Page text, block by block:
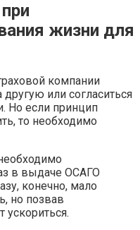
жизни для
компании
или согласиться
Но если принцип
то необходимо
в выдаче ОСАГО
конечно, мало
но позвав